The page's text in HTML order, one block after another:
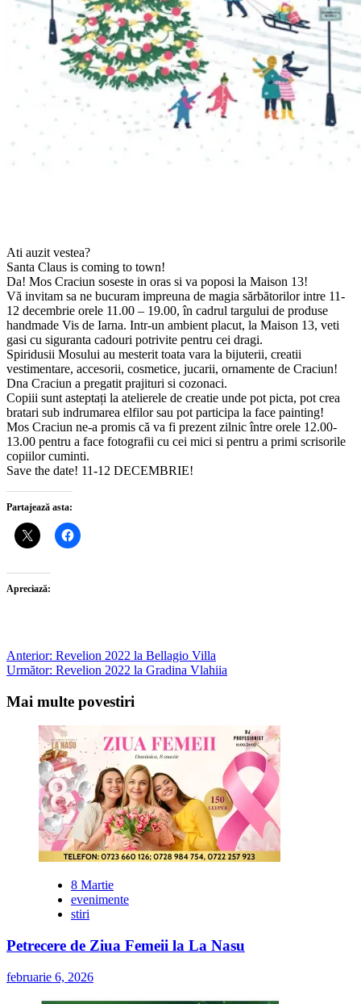
Ati auzit vestea?
Santa Claus is coming to town!
Da! Mos Craciun soseste in oras si va poposi la Maison 13!
Vă invitam sa ne bucuram impreuna de magia sărbătorilor intre 11-
12 decembrie orele 11.00 – 19.00, în cadrul targului de produse
handmade Vis de Iarna. Intr-un ambient placut, la Maison 13, veti
gasi cu siguranta cadouri potrivite pentru cei dragi.
Spiridusii Mosului au mesterit toata vara la bijuterii, creatii
vestimentare, accesorii, cosmetice, jucarii, ornamente de Craciun!
Dna Craciun a pregatit prajituri si cozonaci.
Copiii sunt asteptați la atelierele de creatie unde pot picta, pot crea
bratari sub indrumarea elfilor sau pot participa la face painting!
Mos Craciun ne-a promis că va fi prezent zilnic între orele 12.00-
13.00 pentru a face fotografii cu cei mici si pentru a primi scrisorile
copiilor cuminti.
Save the date! 11-12 DECEMBRIE!
Partajează asta:
Apreciază:
Post
navigation
Anterior: Revelion 2022 la Bellagio Villa
Următor: Revelion 2022 la Gradina Vlahiia
Mai multe povestiri
8 Martie
evenimente
stiri
Petrecere de Ziua Femeii la La Nasu
februarie 6, 2026